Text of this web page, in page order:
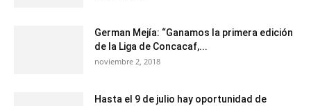
German Mejía: “Ganamos la primera edición
de la Liga de Concacaf,...
noviembre 2, 2018
Hasta el 9 de julio hay oportunidad de